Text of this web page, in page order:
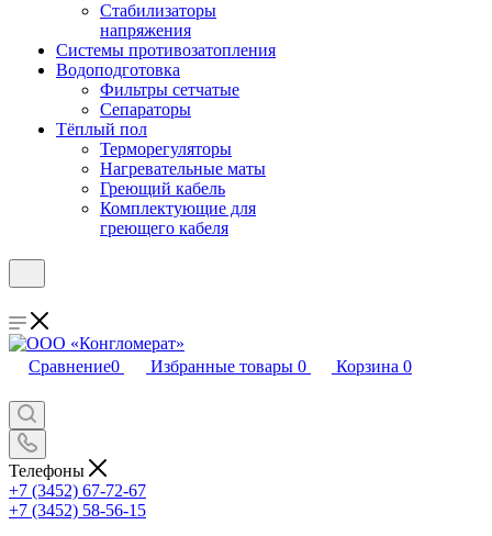
Стабилизаторы
напряжения
Системы противозатопления
Водоподготовка
Фильтры сетчатые
Сепараторы
Тёплый пол
Терморегуляторы
Нагревательные маты
Греющий кабель
Комплектующие для
греющего кабеля
Сравнение0 Избранные товары 0 Корзина 0
Телефоны
+7 (3452) 67-72-67
+7 (3452) 58-56-15